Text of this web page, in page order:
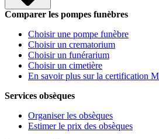
Comparer les pompes funèbres
Choisir une pompe funèbre
Choisir un crematorium
Choisir un funérarium
Choisir un cimetière
En savoir plus sur la certification
Services obsèques
Organiser les obsèques
Estimer le prix des obsèques